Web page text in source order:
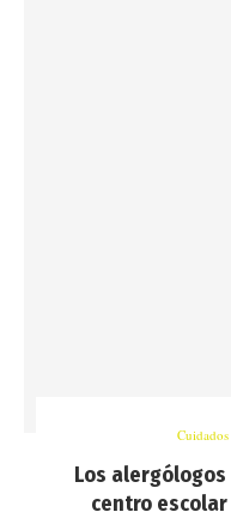
Los
centro